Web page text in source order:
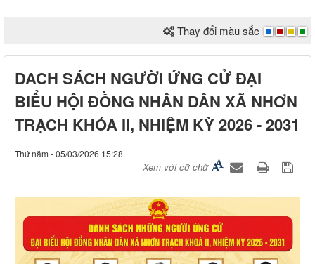
Thay đổi màu sắc
DACH SÁCH NGƯỜI ỨNG CỬ ĐẠI
BIỂU HỘI ĐỒNG NHÂN DÂN XÃ NHƠN
TRẠCH KHÓA II, NHIỆM KỲ 2026 - 2031
Thứ năm - 05/03/2026 15:28
Xem với cỡ chữ